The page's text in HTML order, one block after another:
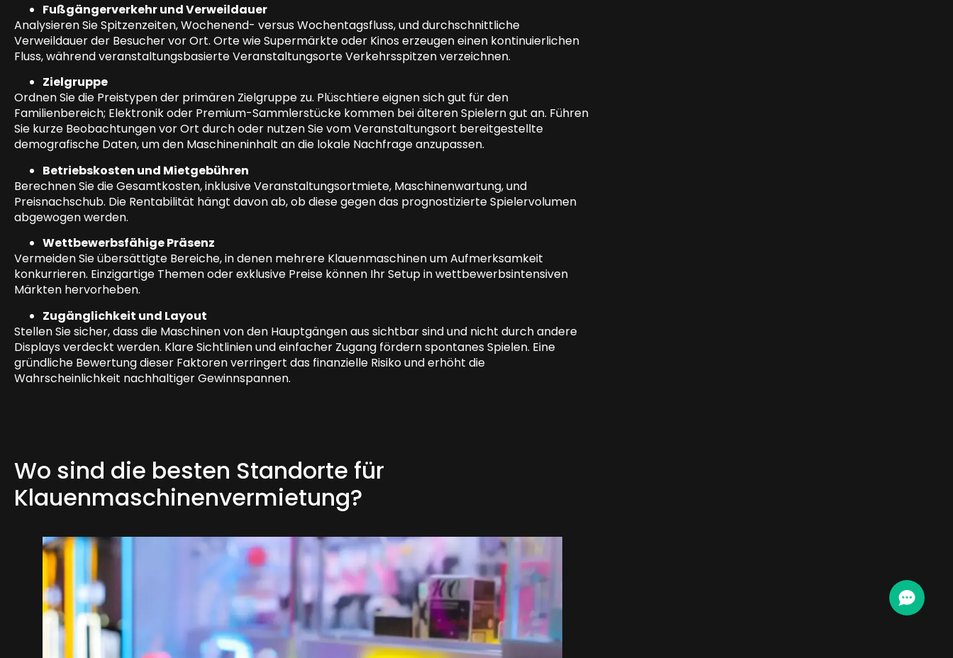
Fußgängerverkehr und Verweildauer
Analysieren Sie Spitzenzeiten, Wochenend- versus Wochentagsfluss, und durchschnittliche
Verweildauer der Besucher vor Ort. Orte wie Supermärkte oder Kinos erzeugen einen kontinuierlichen
Fluss, während veranstaltungsbasierte Veranstaltungsorte Verkehrsspitzen verzeichnen.
Zielgruppe
Ordnen Sie die Preistypen der primären Zielgruppe zu. Plüschtiere eignen sich gut für den
Familienbereich; Elektronik oder Premium-Sammlerstücke kommen bei älteren Spielern gut an. Führen
Sie kurze Beobachtungen vor Ort durch oder nutzen Sie vom Veranstaltungsort bereitgestellte
demografische Daten, um den Maschineninhalt an die lokale Nachfrage anzupassen.
Betriebskosten und Mietgebühren
Berechnen Sie die Gesamtkosten, inklusive Veranstaltungsortmiete, Maschinenwartung, und
Preisnachschub. Die Rentabilität hängt davon ab, ob diese gegen das prognostizierte Spielervolumen
abgewogen werden.
Wettbewerbsfähige Präsenz
Vermeiden Sie übersättigte Bereiche, in denen mehrere Klauenmaschinen um Aufmerksamkeit
konkurrieren. Einzigartige Themen oder exklusive Preise können Ihr Setup in wettbewerbsintensiven
Märkten hervorheben.
Zugänglichkeit und Layout
Stellen Sie sicher, dass die Maschinen von den Hauptgängen aus sichtbar sind und nicht durch andere
Displays verdeckt werden. Klare Sichtlinien und einfacher Zugang fördern spontanes Spielen. Eine
gründliche Bewertung dieser Faktoren verringert das finanzielle Risiko und erhöht die
Wahrscheinlichkeit nachhaltiger Gewinnspannen.
Wo sind die besten Standorte für
Klauenmaschinenvermietung?